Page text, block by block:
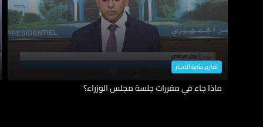
تقارير نشرة الاخبار
ماذا جاء في مقررات جلسة مجلس الوزراء؟